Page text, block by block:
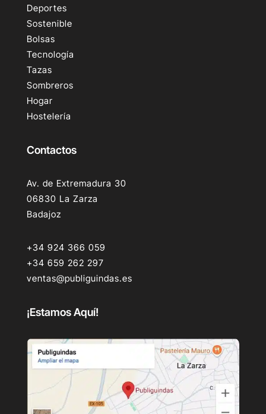
Deportes
Sostenible
Bolsas
Tecnología
Tazas
Sombreros
Hogar
Hostelería
Contactos
Av. de Extremadura 30
06830 La Zarza
Badajoz
+34 924 366 059
+34 659 262 297
ventas@publiguindas.es
¡Estamos Aquí!